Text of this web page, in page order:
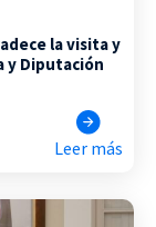
la visita y
y Diputación
Leer más